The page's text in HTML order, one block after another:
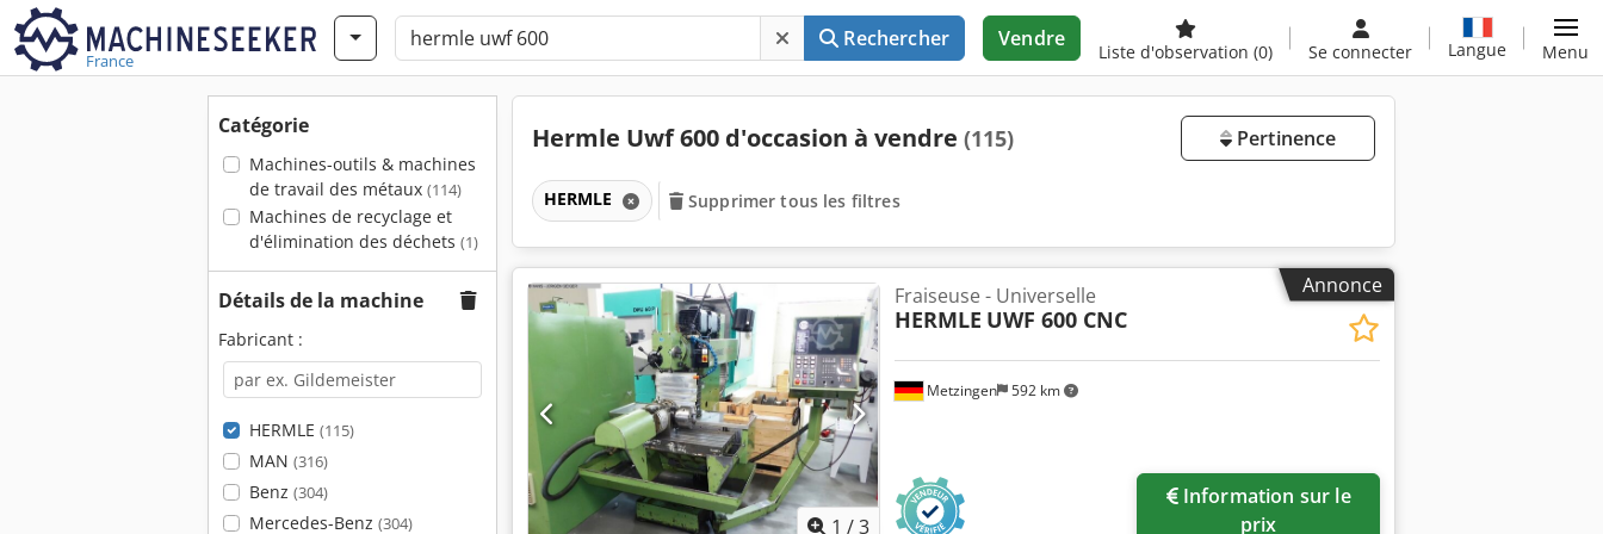
France
Rechercher Vendre
Liste d'observation (0) Se connecter Langue Menu
Catégorie
Machines-outils & machines
de travail des métaux (114)
Machines de recyclage et
d'élimination des déchets (1)
Détails de la machine
Fabricant :
HERMLE (115)
MAN (316)
Benz (304)
Mercedes-Benz (304)
Hermle Uwf 600 d'occasion à vendre (115) Pertinence
HERMLE Supprimer tous les filtres
Annonce
1 /3
Metzingen 592 km
Fraiseuse - Universelle
HERMLE UWF 600 CNC
Information sur le
prix